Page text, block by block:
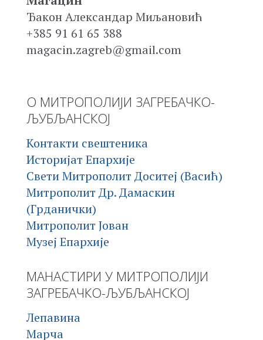
Ђакон Александар Миљановић
+385 91 61 65 388
magacin.zagreb@gmail.com
О МИТРОПОЛИЈИ ЗАГРЕБАЧКО-
ЉУБЉАНСКОЈ
Контакти свештеника
Историјат Епархије
Свети Митрополит Доситеј (Васић)
Митрополит Др. Дамаскин
(Грданички)
Митрополит Јован
Музеј Епархије
МАНАСТИРИ У МИТРОПОЛИЈИ
ЗАГРЕБАЧКО-ЉУБЉАНСКОЈ
Лепавина
Марча